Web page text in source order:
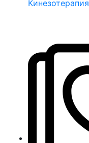
Кинезотерапия